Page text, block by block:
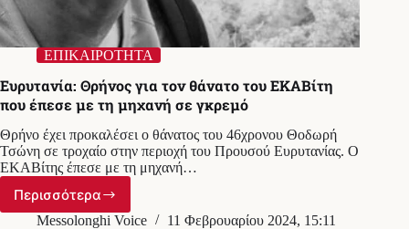
ΕΠΙΚΑΙΡΟΤΗΤΑ
Ευρυτανία: Θρήνος για τον θάνατο του ΕΚΑΒίτη
που έπεσε με τη μηχανή σε γκρεμό
Θρήνο έχει προκαλέσει ο θάνατος του 46χρονου Θοδωρή
Τσώνη σε τροχαίο στην περιοχή του Προυσού Ευρυτανίας. Ο
ΕΚΑΒίτης έπεσε με τη μηχανή…
Περισσότερα
Ευρυτανία:
Θρήνος
Messolonghi Voice 11 Φεβρουαρίου 2024, 15:11